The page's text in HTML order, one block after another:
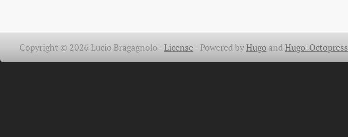
Copyright © 2026 Lucio Bragagnolo -License -Powered byHugoandHugo-Octopress